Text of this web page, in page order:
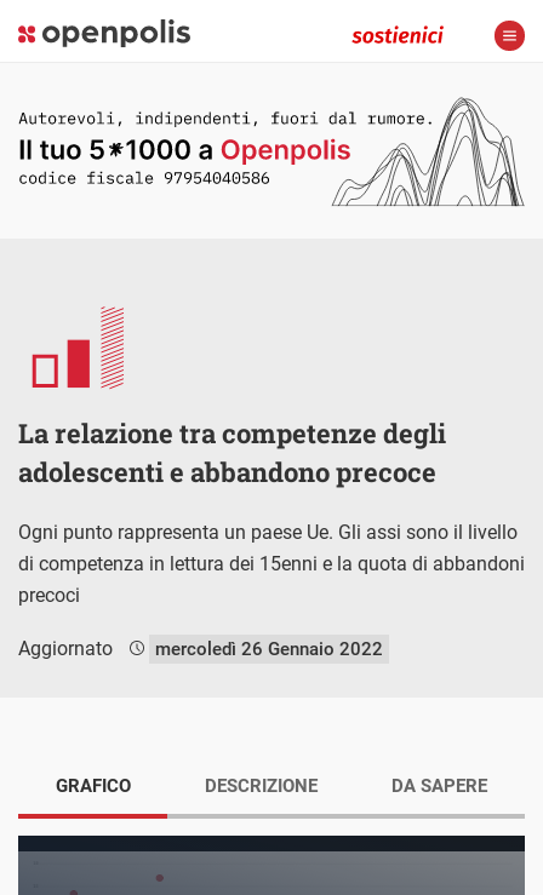
La relazione tra competenze degli
adolescenti e abbandono precoce
Ogni punto rappresenta un paese Ue. Gli assi sono il livello
di competenza in lettura dei 15enni e la quota di abbandoni
precoci
Aggiornato mercoledì 26 Gennaio 2022
GRAFICO DESCRIZIONE DA SAPERE